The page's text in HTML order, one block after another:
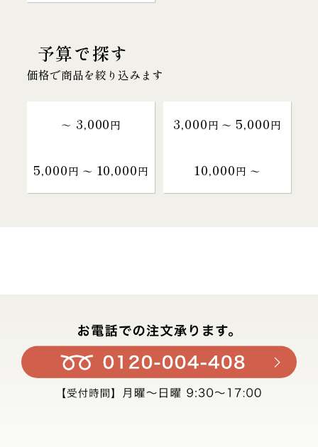
予算で探す
価格で商品を絞り込みます
～ 3,000円 3,000円 〜 5,000円
5,000円 〜 10,000円 10,000円 〜